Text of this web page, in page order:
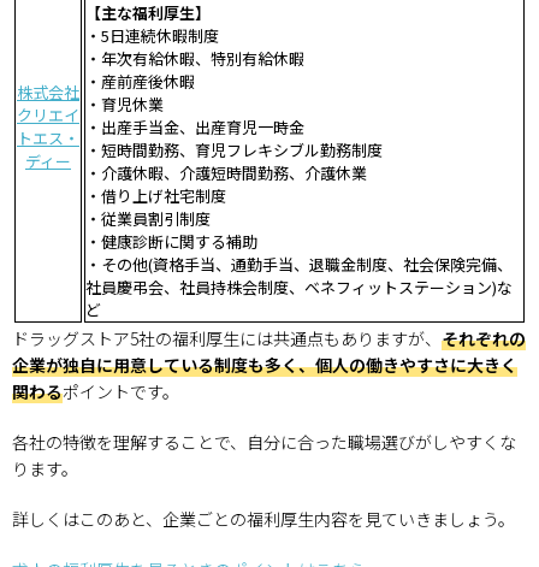
株式会社
クリエイ
トエス・
ディー
【主な福利厚生】
・5日連続休暇制度
・年次有給休暇、特別有給休暇
・産前産後休暇
・育児休業
・出産手当金、出産育児一時金
・短時間勤務、育児フレキシブル勤務制度
・介護休暇、介護短時間勤務、介護休業
・借り上げ社宅制度
・従業員割引制度
・健康診断に関する補助
・その他(資格手当、通勤手当、退職金制度、社会保険完備、
社員慶弔会、社員持株会制度、ベネフィットステーション)な
ど
ドラッグストア5社の福利厚生には共通点もありますが、 それぞれの
企業が独自に用意している制度も多く、個人の働きやすさに大きく
関わるポイントです。
各社の特徴を理解することで、自分に合った職場選びがしやすくな
ります。
詳しくはこのあと、企業ごとの福利厚生内容を見ていきましょう。